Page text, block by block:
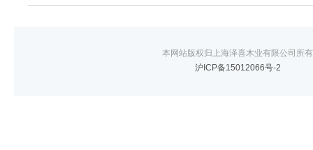
本网站版权归上海泽喜木业有限公司所有
沪ICP备15012066号-2